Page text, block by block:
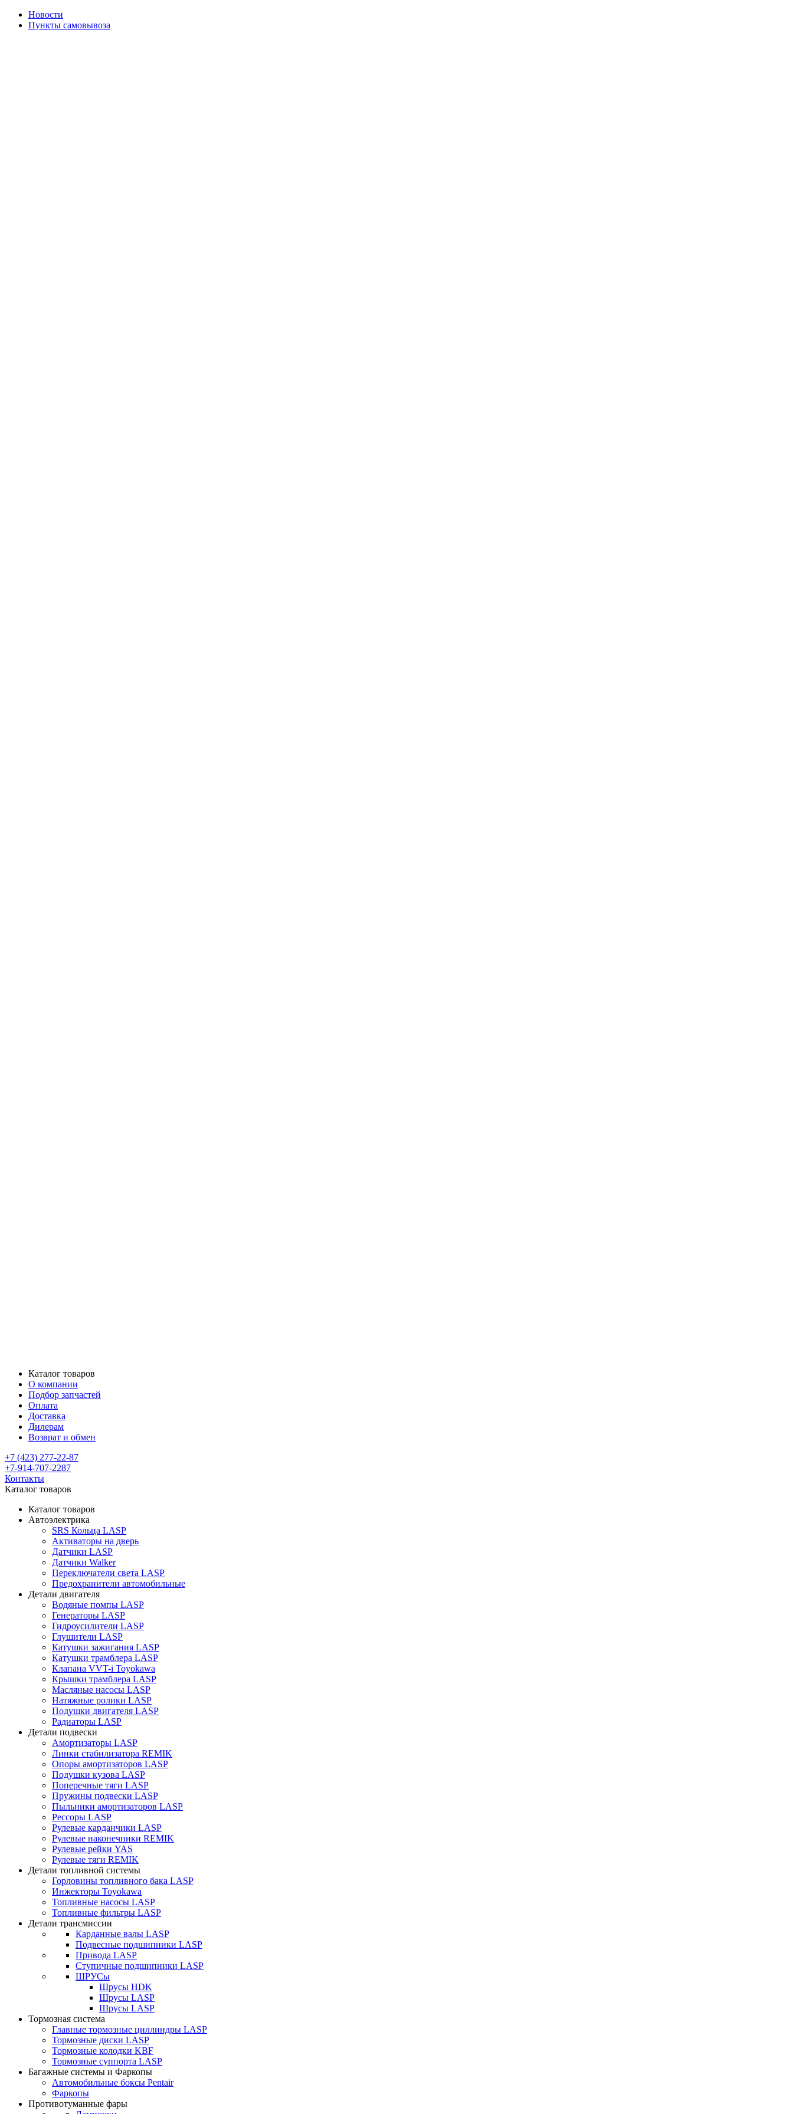
Новости
Пункты самовывоза
Каталог товаров
О компании
Подбор запчастей
Оплата
Доставка
Дилерам
Возврат и обмен
+7 (423) 277-22-87
+7-914-707-2287
Контакты
Каталог товаров
Каталог товаров
Автоэлектрика
SRS Кольца LASP
Активаторы на дверь
Датчики LASP
Датчики Walker
Переключатели света LASP
Предохранители автомобильные
Детали двигателя
Водяные помпы LASP
Генераторы LASP
Гидроусилители LASP
Глушители LASP
Катушки зажигания LASP
Катушки трамблера LASP
Клапана VVT-i Toyokawa
Крышки трамблера LASP
Масляные насосы LASP
Натяжные ролики LASP
Подушки двигателя LASP
Радиаторы LASP
Детали подвески
Амортизаторы LASP
Линки стабилизатора REMIK
Опоры амортизаторов LASP
Подушки кузова LASP
Поперечные тяги LASP
Пружины подвески LASP
Пыльники амортизаторов LASP
Рессоры LASP
Рулевые карданчики LASP
Рулевые наконечники REMIK
Рулевые рейки YAS
Рулевые тяги REMIK
Детали топливной системы
Горловины топливного бака LASP
Инжекторы Toyokawa
Топливные насосы LASP
Топливные фильтры LASP
Детали трансмиссии
Карданные валы LASP
Подвесные подшипники LASP
Привода LASP
Ступичные подшипники LASP
ШРУСы
Шрусы HDK
Шрусы LASP
Шрусы LASP
Тормозная система
Главные тормозные циллиндры LASP
Тормозные диски LASP
Тормозные колодки KBF
Тормозные суппорта LASP
Багажные системы и Фаркопы
Автомобильные боксы Pentair
Фаркопы
Противотуманные фары